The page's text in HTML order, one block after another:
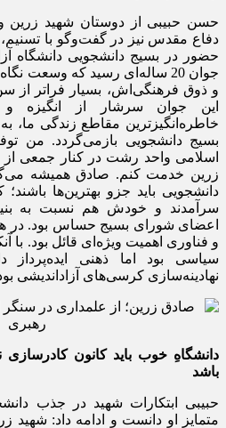
حسن حبیبی از دوستان شهید
دفاع مقدس نیز در گفت‌وگو با
جوان 20 ساله‌‌ای رسید که وسعت
و ذوق فرهنگی‌اش، بسیار فراتر از
این جوان سرشار از انگیزه
خاطره‌انگیزترین مقاطع زندگی ما،
بسیج دانشجویی بازمی‌گردد. من
اسلامی واحد رشت در کنار جمعی
زرین خدمت کنم. صادق همیشه
دانشجویی باید جزو بهترین‌ها
سرآمدند و خودش هم نسبت به
اعضای شورای بسیج حساس بود. در
و فناوری اهمیت ویژه‌ای قائل بود. با
سیاسی بود اما ذهنی
نهادینه‌سازی کرسی‌های آزاداندیشی
دانشگاهِ خوب باید کانون کادرسازی
باشد
حبیبی ابتکارات شهید در جذب
متمایز او دانست و ادامه داد: شهید